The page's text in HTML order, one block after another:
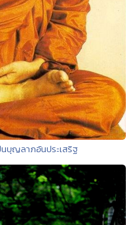
นบุญลาภอันประเสริฐ